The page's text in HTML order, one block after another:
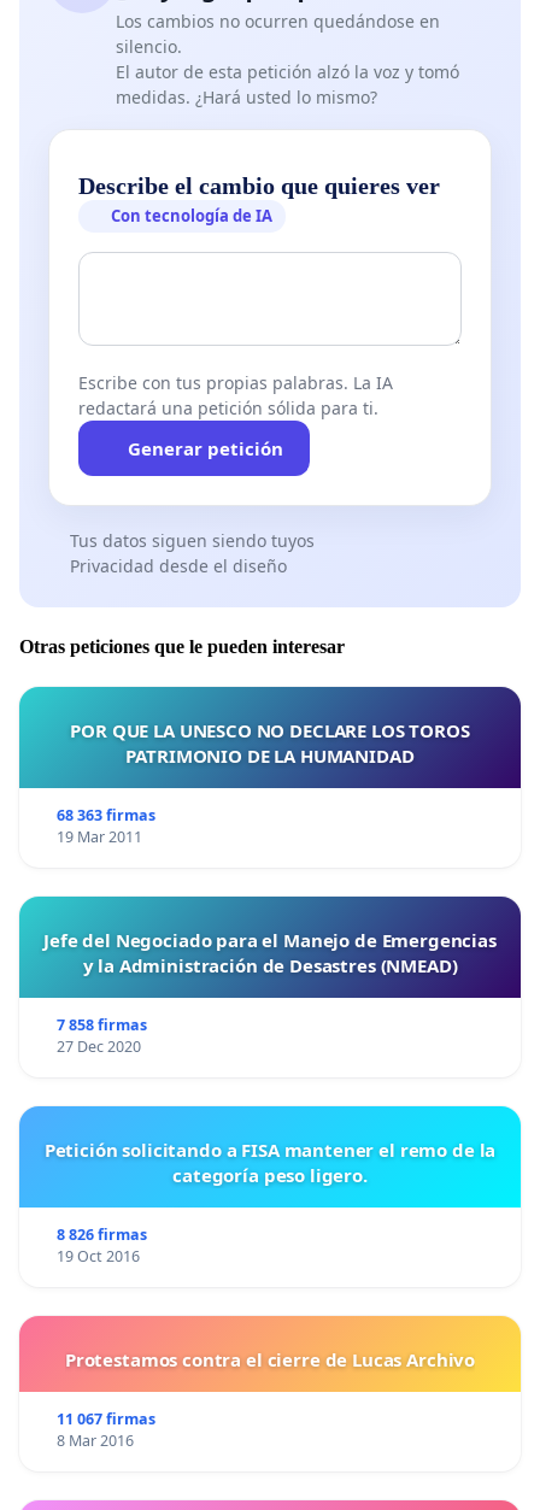
Los cambios no ocurren quedándose en
silencio.
El autor de esta petición alzó la voz y tomó
medidas. ¿Hará usted lo mismo?
Describe el cambio que quieres ver
Con tecnología de IA
Escribe con tus propias palabras. La IA
redactará una petición sólida para ti.
Generar petición
Tus datos siguen siendo tuyos
Privacidad desde el diseño
Otras peticiones que le pueden interesar
POR QUE LA UNESCO NO DECLARE LOS TOROS
PATRIMONIO DE LA HUMANIDAD
68 363 firmas
19 Mar 2011
Jefe del Negociado para el Manejo de Emergencias
y la Administración de Desastres (NMEAD)
7 858 firmas
27 Dec 2020
Petición solicitando a FISA mantener el remo de la
categoría peso ligero.
8 826 firmas
19 Oct 2016
Protestamos contra el cierre de Lucas Archivo
11 067 firmas
8 Mar 2016